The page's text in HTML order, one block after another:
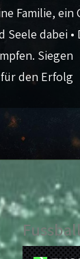
Familie,
Seele dabei
Siegen
den Erfolg